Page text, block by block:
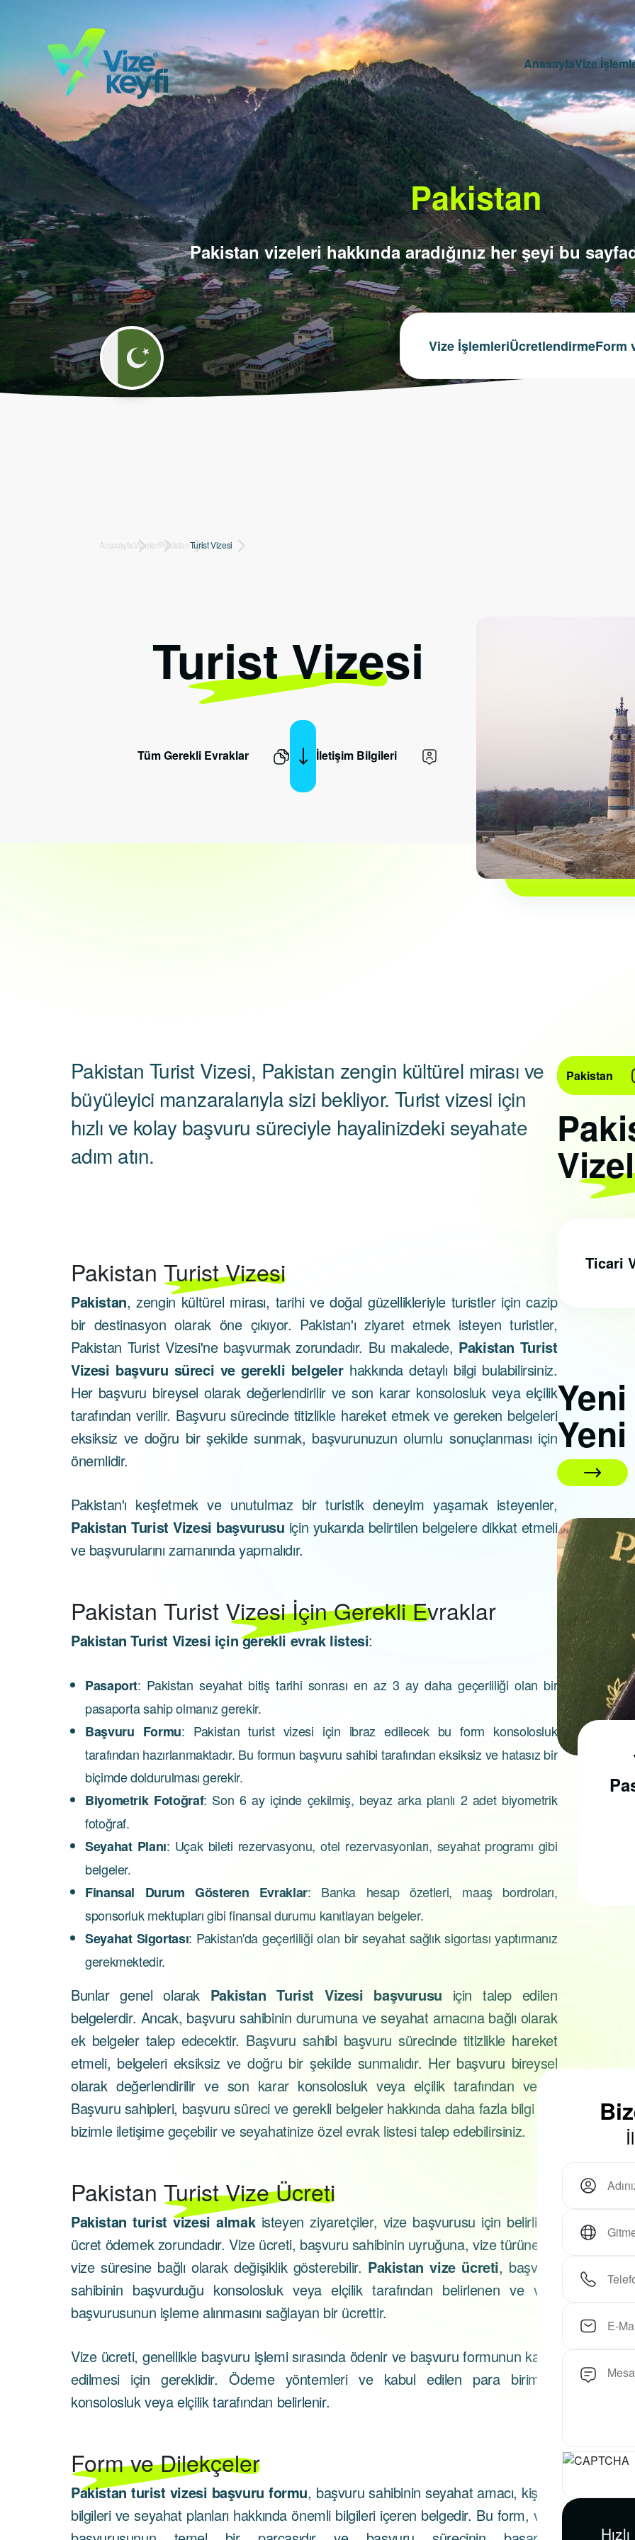
AnasayfaVize
Pakistan
Pakistan vizeleri hakkında aradığınız her şeyi bu
Vize İşlemleriÜcretlendirmeForm
AnasayfaVizelerPakistanTurist Vizesi
Turist Vizesi
Tüm Gerekli Evraklar İletişim Bilgileri
Pakistan Turist Vizesi, Pakistan zengin kültürel mirası ve
büyüleyici manzaralarıyla sizi bekliyor. Turist vizesi için
hızlı ve kolay başvuru süreciyle hayalinizdeki seyahate
adım atın.
Pakistan Turist Vizesi
Pakistan, zengin kültürel mirası, tarihi ve doğal güzellikleriyle turistler için cazip
bir destinasyon olarak öne çıkıyor. Pakistan'ı ziyaret etmek isteyen turistler,
Pakistan Turist Vizesi'ne başvurmak zorundadır. Bu makalede, Pakistan Turist
Vizesi başvuru süreci ve gerekli belgelerhakkında detaylı bilgi bulabilirsiniz.
Her başvuru bireysel olarak değerlendirilir ve son karar konsolosluk veya elçilik
tarafından verilir. Başvuru sürecinde titizlikle hareket etmek ve gereken belgeleri
eksiksiz ve doğru bir şekilde sunmak, başvurunuzun olumlu sonuçlanması için
önemlidir.
Pakistan'ı keşfetmek ve unutulmaz bir turistik deneyim yaşamak isteyenler,
Pakistan Turist Vizesi başvurusu için yukarıda belirtilen belgelere dikkat etmeli
ve başvurularını zamanında yapmalıdır.
Pakistan Turist Vizesi İçin Gerekli Evraklar
Pakistan Turist Vizesi için gerekli evrak listesi:
Pasaport: Pakistan seyahat bitiş tarihi sonrası en az 3 ay daha geçerliliği olan bir
pasaporta sahip olmanız gerekir.
Başvuru Formu: Pakistan turist vizesi için ibraz edilecek bu form konsolosluk
tarafından hazırlanmaktadır. Bu formun başvuru sahibi tarafından eksiksiz ve hatasız bir
biçimde doldurulması gerekir.
Biyometrik Fotoğraf: Son 6 ay içinde çekilmiş, beyaz arka planlı 2 adet biyometrik
fotoğraf.
Seyahat Planı: Uçak bileti rezervasyonu, otel rezervasyonları, seyahat programı gibi
belgeler.
Finansal Durum Gösteren Evraklar: Banka hesap özetleri, maaş bordroları,
sponsorluk mektupları gibi finansal durumu kanıtlayan belgeler.
Seyahat Sigortası: Pakistan'da geçerliliği olan bir seyahat sağlık sigortası yaptırmanız
gerekmektedir.
Bunlar genel olarak Pakistan Turist Vizesi başvurusu için talep edilen
belgelerdir. Ancak, başvuru sahibinin durumuna ve seyahat amacına bağlı olarak
ek belgeler talep edecektir. Başvuru sahibi başvuru sürecinde titizlikle hareket
etmeli, belgeleri eksiksiz ve doğru bir şekilde sunmalıdır. Her başvuru bireysel
olarak değerlendirilir ve son karar konsolosluk veya elçilik tarafından verilir.
Başvuru sahipleri, başvuru süreci ve gerekli belgeler hakkında daha fazla bilgi için
bizimle iletişime geçebilir ve seyahatinize özel evrak listesi talep edebilirsiniz.
Pakistan Turist Vize Ücreti
Pakistan turist vizesi almakisteyen ziyaretçiler, vize başvurusu için belirli bir
ücret ödemek zorundadır. Vize ücreti, başvuru sahibinin uyruğuna, vize türüne ve
vize süresine bağlı olarak değişiklik gösterebilir. Pakistan vize ücreti, başvuru
sahibinin başvurduğu konsolosluk veya elçilik tarafından belirlenen ve vize
başvurusunun işleme alınmasını sağlayan bir ücrettir.
Vize ücreti, genellikle başvuru işlemi sırasında ödenir ve başvuru formunun kabul
edilmesi için gereklidir. Ödeme yöntemleri ve kabul edilen para birimleri
konsolosluk veya elçilik tarafından belirlenir.
Form ve Dilekçeler
Pakistan turist vizesi başvuru formu, başvuru sahibinin seyahat amacı, kişisel
bilgileri ve seyahat planları hakkında önemli bilgileri içeren belgedir. Bu form, vize
Pakistan
Ticari
Yeni
Pasaport Nasıl
randevusu almak
gerekmektedir...